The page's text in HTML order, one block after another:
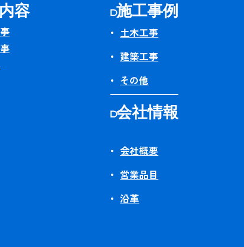
容 施工事例
土木工事
建築工事
その他
会社情報
会社概要
営業品目
沿革